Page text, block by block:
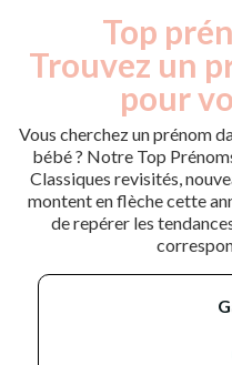
Top
Trouvez un
pour
Vous cherchez un prénom
bébé ? Notre Top
Classiques revisités,
montent en flèche cette
de repérer les